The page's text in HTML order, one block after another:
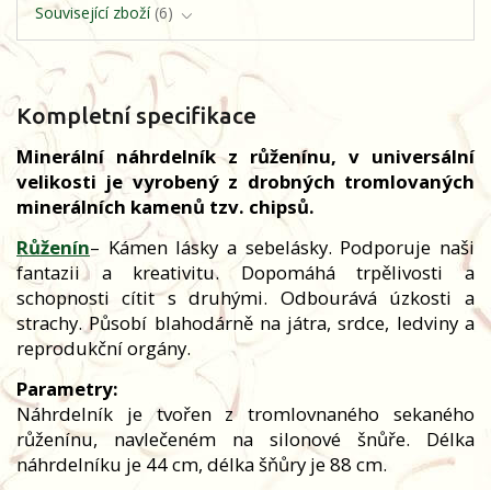
Související zboží 6
Kompletní specifikace
Minerální náhrdelník z růženínu, v universální
velikosti je vyrobený z drobných tromlovaných
minerálních kamenů tzv. chipsů.
Růženín– Kámen lásky a sebelásky. Podporuje naši
fantazii a kreativitu. Dopomáhá trpělivosti a
schopnosti cítit s druhými. Odbourává úzkosti a
strachy. Působí blahodárně na játra, srdce, ledviny a
reprodukční orgány.
Parametry:
Náhrdelník je tvořen z tromlovnaného sekaného
růženínu, navlečeném na silonové šnůře. Délka
náhrdelníku je 44 cm, délka šňůry je 88 cm.